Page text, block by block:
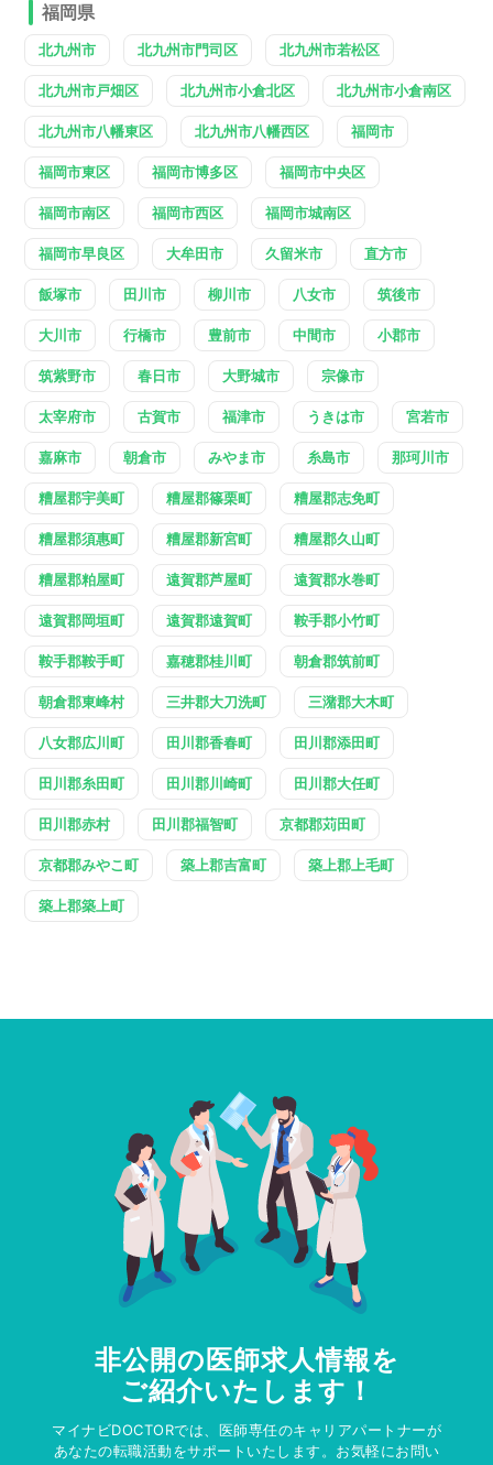
福岡県
北九州市 北九州市門司区 北九州市若松区
北九州市戸畑区 北九州市小倉北区 北九州市小倉南区
北九州市八幡東区 北九州市八幡西区 福岡市
福岡市東区 福岡市博多区 福岡市中央区
福岡市南区 福岡市西区 福岡市城南区
福岡市早良区 大牟田市 久留米市 直方市
飯塚市 田川市 柳川市 八女市 筑後市
大川市 行橋市 豊前市 中間市 小郡市
筑紫野市 春日市 大野城市 宗像市
太宰府市 古賀市 福津市 うきは市 宮若市
嘉麻市 朝倉市 みやま市 糸島市 那珂川市
糟屋郡宇美町 糟屋郡篠栗町 糟屋郡志免町
糟屋郡須惠町 糟屋郡新宮町 糟屋郡久山町
糟屋郡粕屋町 遠賀郡芦屋町 遠賀郡水巻町
遠賀郡岡垣町 遠賀郡遠賀町 鞍手郡小竹町
鞍手郡鞍手町 嘉穂郡桂川町 朝倉郡筑前町
朝倉郡東峰村 三井郡大刀洗町 三潴郡大木町
八女郡広川町 田川郡香春町 田川郡添田町
田川郡糸田町 田川郡川崎町 田川郡大任町
田川郡赤村 田川郡福智町 京都郡苅田町
京都郡みやこ町 築上郡吉富町 築上郡上毛町
築上郡築上町
非公開の医師求人情報を
ご紹介いたします！
マイナビDOCTORでは、医師専任のキャリアパートナーが
あなたの転職活動をサポートいたします。お気軽にお問い